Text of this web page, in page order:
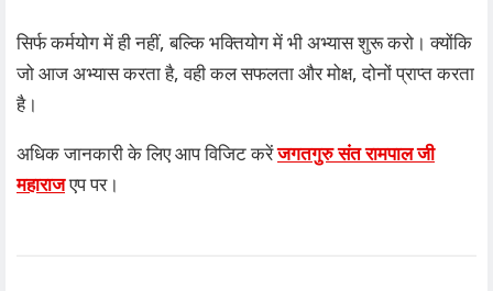
सिर्फ कर्मयोग में ही नहीं, बल्कि भक्तियोग में भी अभ्यास शुरू करो। क्योंकि
जो आज अभ्यास करता है, वही कल सफलता और मोक्ष, दोनों प्राप्त करता
है।
अधिक जानकारी के लिए आप विजिट करेंजगतगुरु संत रामपाल जी
महाराजएप पर।